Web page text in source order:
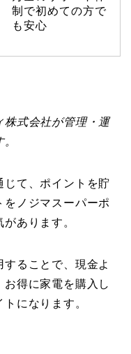
制で初めての方で
も安心
株式会社が管理・運
じて、ポイントを貯
ノジマスーパーポ
あります。
ることで、現金よ
お得に家電を購入し
になります。